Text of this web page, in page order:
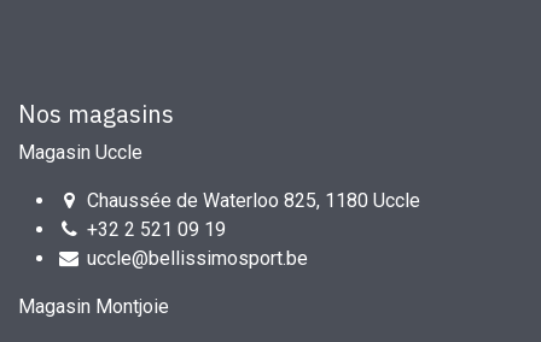
Nos magasins
Magasin Uccle
Chaussée de Waterloo 825, 1180 Uccle
+32 2 521 09 19
uccle@bellissimosport.be
Magasin Montjoie